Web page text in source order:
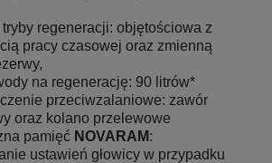
regeneracji: objętościowa z
pracy czasowej oraz zmienną
na regenerację: 90 litrów*
przeciwzalaniowe: zawór
oraz kolano przelewowe
pamięć NOVARAM:
ustawień głowicy w przypadku